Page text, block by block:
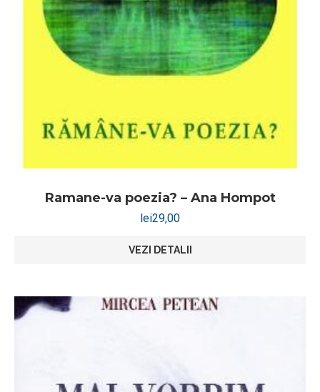
Ramane-va poezia? – Ana Hompot
lei29,00
VEZI DETALII